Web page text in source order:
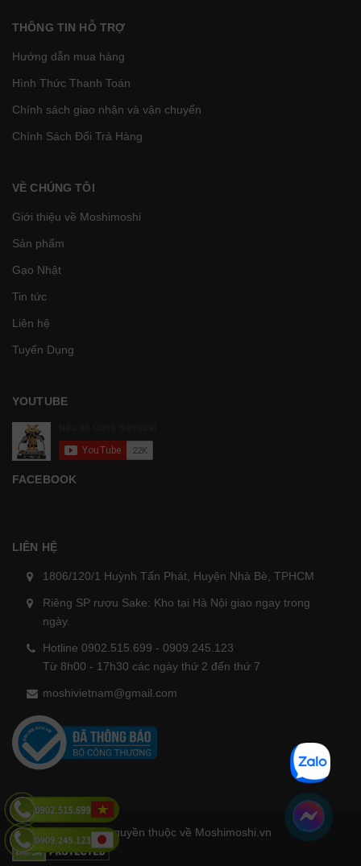
THÔNG TIN HỖ TRỢ
Hướng dẫn mua hàng
Hình Thức Thanh Toán
Chính sách giao nhận và vận chuyển
Chính Sách Đổi Trả Hàng
VỀ CHÚNG TÔI
Giới thiệu về Moshimoshi
Sản phẩm
Gạo Nhật
Tin tức
Liên hệ
Tuyển Dụng
YOUTUBE
FACEBOOK
LIÊN HỆ
1806/120/1 Huỳnh Tấn Phát, Huyện Nhà Bè, TPHCM
Riêng SP rượu Sake: Kho tại Hà Nội giao ngay trong
ngày.
Hotline 0902.515.699 - 0909.245.123
Từ 8h00 - 17h30 các ngày thứ 2 đến thứ 7
moshivietnam@gmail.com
Bản quyền thuộc về Moshimoshi.vn